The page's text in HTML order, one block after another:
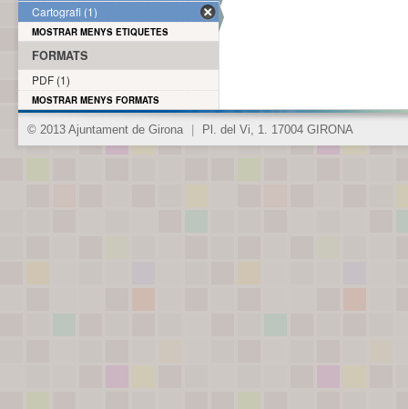
Cartografi (1)
MOSTRAR MENYS ETIQUETES
FORMATS
PDF (1)
MOSTRAR MENYS FORMATS
© 2013 Ajuntament de Girona Pl. del Vi, 1. 17004 GIRONA